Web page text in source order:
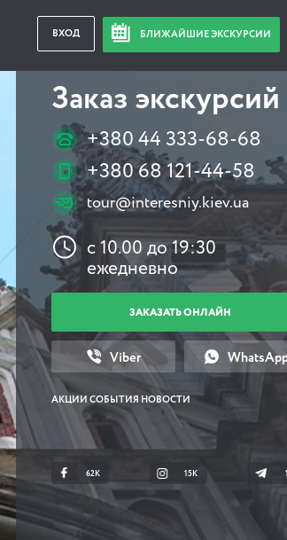
ВХОД БЛИЖАЙШИЕ ЭКСКУРСИИ
Заказ экскурсий
+380 44 333-68-68
+380 68 121-44-58
tour@interesniy.kiev.ua
с 10.00 до 19:30
ежедневно
ЗАКАЗАТЬ ОНЛАЙН
Viber
АКЦИИ СОБЫТИЯ НОВОСТИ
62K 15K